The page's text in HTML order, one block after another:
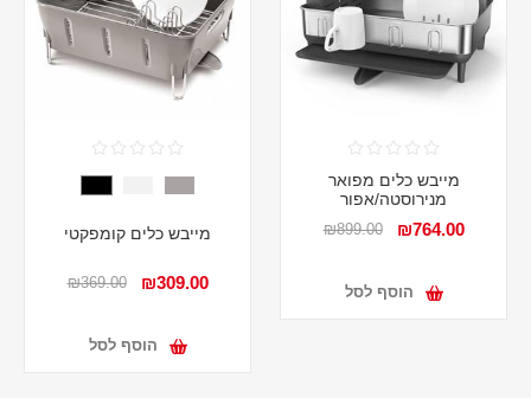
מייבש כלים מפואר
מנירוסטה/אפור
₪764.00
₪899.00
הוסף לסל
מייבש כלים קומפקטי
₪309.00
₪369.00
הוסף לסל